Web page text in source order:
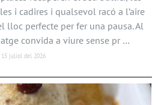
i cadires i qualsevol racó a l’aire
lloc perfecte per fer una pausa. Al
convida a viure sense pr …
15 juliol del 2026